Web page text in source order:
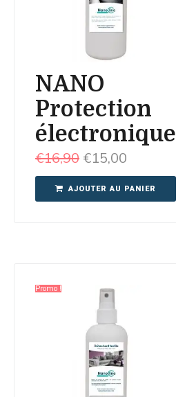
NANO
Protection
électronique
€16,90 €15,00
AJOUTER AU PANIER
Promo !